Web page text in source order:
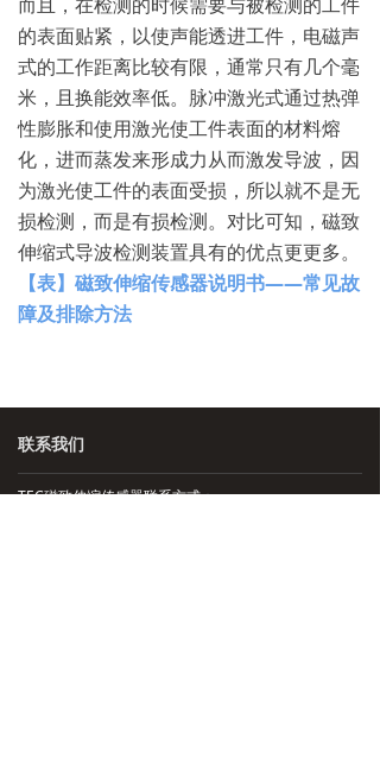
的表面贴紧，以使声能透进工件，电磁声
式的工作距离比较有限，通常只有几个毫
米，且换能效率低。脉冲激光式通过热弹
性膨胀和使用激光使工件表面的材料熔
化，进而蒸发来形成力从而激发导波，因
为激光使工件的表面受损，所以就不是无
损检测，而是有损检测。对比可知，磁致
伸缩式导波检测装置具有的优点更更多。
【表】磁致伸缩传感器说明书——常见故
障及排除方法
联系我们
TEC磁致伸缩传感器联系方式：